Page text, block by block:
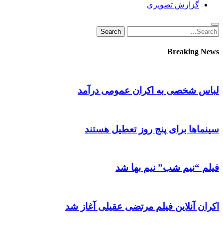
گزارش تصویری
Search
for:
Search
Breaking News
لباس شخصی به اکران عمومی درآمد
سینماها برای پنج‌ روز تعطیل هستند
فیلم “نیم شب” نیم بها شد
اکران آنلاین فیلم مرتضی عقیلی آغاز شد